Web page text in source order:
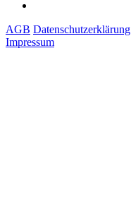
AGB Datenschutzerklärung
Impressum